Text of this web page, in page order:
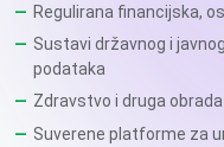
Regulirana financijska,
Sustavi državnog i
podataka
Zdravstvo i druga
Suverene platforme za